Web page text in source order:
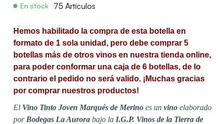
En stock 75 Artículos
Hemos habilitado la compra de esta botella en
formato de 1 sola unidad, pero debe comprar 5
botellas más de otros vinos en nuestra tienda online,
para poder conformar una caja de 6 botellas, de lo
contrario el pedido no será valido. ¡Muchas gracias
por comprar nuestros productos!
El Vino Tinto Joven Marqués de Merino es un vino elaborado
por Bodegas La Aurora bajo la I.G.P. Vinos de la Tierra de